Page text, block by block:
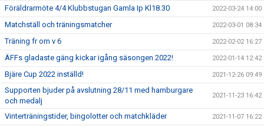
Föräldrarmöte 4/4 Klubbstugan Gamla Ip Kl18.30 2022-03-24 14:00
Matchställ och träningsmatcher 2022-03-01 08:34
Träning fr om v 6 2022-02-02 16:27
ÄFFs gladaste gäng kickar igång säsongen 2022! 2022-01-14 12:42
Bjäre Cup 2022 inställd! 2021-12-26 09:49
Supporten bjuder på avslutning 28/11 med hamburgare
och medalj
2021-11-23 16:42
Vinterträningstider, bingolotter och matchkläder 2021-11-07 16:22